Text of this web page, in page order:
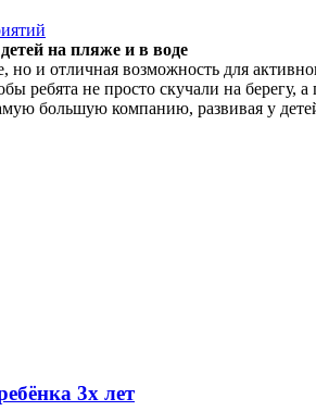
на пляже и в воде
и отличная возможность для
ребята не просто скучали на
большую компанию, развивая у
3х лет